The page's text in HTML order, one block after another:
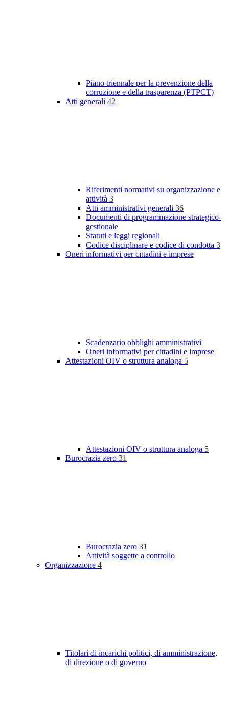
Piano triennale per la prevenzione della
corruzione e della trasparenza (PTPCT)
Atti generali 42
Riferimenti normativi su organizzazione e
attività 3
Atti amministrativi generali 36
Documenti di programmazione strategico-
gestionale
Statuti e leggi regionali
Codice disciplinare e codice di condotta 3
Oneri informativi per cittadini e imprese
Scadenzario obblighi amministrativi
Oneri informativi per cittadini e imprese
Attestazioni OIV o struttura analoga 5
Attestazioni OIV o struttura analoga 5
Burocrazia zero 31
Burocrazia zero 31
Attività soggette a controllo
Organizzazione 4
Titolari di incarichi politici, di amministrazione,
di direzione o di governo